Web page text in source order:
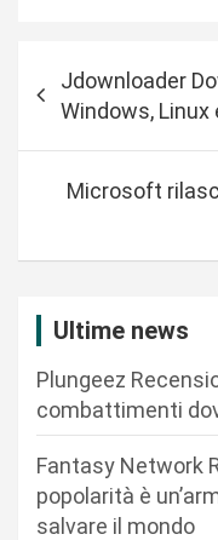
a
Jdownloader
Windows, Linux
Microsoft
Ultime news
Plungeez
combattimenti
Fantasy Network
popolarità è
salvare il mondo